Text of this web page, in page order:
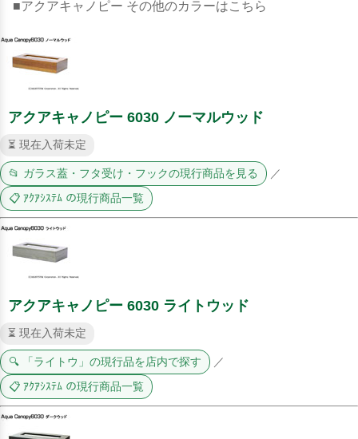
■アクアキャノピー その他のカラーはこちら
アクアキャノピー 6030 ノーマルウッド
⏳ 現在入荷未定
📂 ガラス蓋・フタ受け・フックの現行商品を見る ／
📋 ｱｸｱｼｽﾃﾑ の現行商品一覧
アクアキャノピー 6030 ライトウッド
⏳ 現在入荷未定
🔍 「ライトウ」の現行品を店内で探す ／
📋 ｱｸｱｼｽﾃﾑ の現行商品一覧